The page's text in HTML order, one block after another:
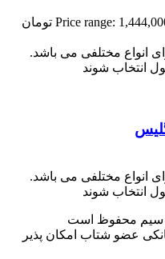
Price range: 1,444,000 تومان
انواع مختلفی می باشد.
انتخاب شوند
انواع مختلفی می باشد.
انتخاب شوند
سیم محفوظ است
عضو شتاب امکان پذیر